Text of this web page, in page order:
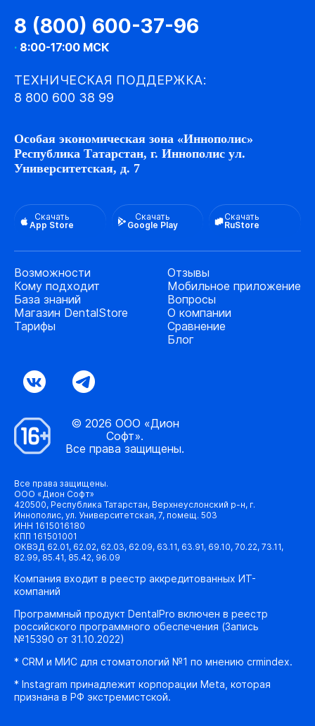
8 (800) 600-37-96
· 8:00-17:00 МСК
ТЕХНИЧЕСКАЯ ПОДДЕРЖКА:
8 800 600 38 99
Особая экономическая зона «Иннополис»
Республика Татарстан, г. Иннополис ул.
Университетская, д. 7
Скачать
App Store
Скачать
Google Play
Скачать
RuStore
Возможности
Кому подходит
База знаний
Магазин DentalStore
Тарифы
Отзывы
Мобильное приложение
Вопросы
О компании
Сравнение
Блог
© 2026 ООО «Дион
Софт».
Все права защищены.
Все права защищены.
ООО «Дион Софт»
420500, Республика Татарстан, Верхнеуслонский р-н, г.
Иннополис, ул. Университетская, 7, помещ. 503
ИНН 1615016180
КПП 161501001
ОКВЭД 62.01, 62.02, 62.03, 62.09, 63.11, 63.91, 69.10, 70.22, 73.11,
82.99, 85.41, 85.42, 96.09
Компания входит в реестр аккредитованных ИТ-
компаний
Программный продукт DentalPro включен в реестр
российского программного обеспечения (Запись
№15390 от 31.10.2022)
* CRM и МИС для стоматологий №1 по мнению crmindex.
* Instagram принадлежит корпорации Meta, которая
признана в РФ экстремистской.